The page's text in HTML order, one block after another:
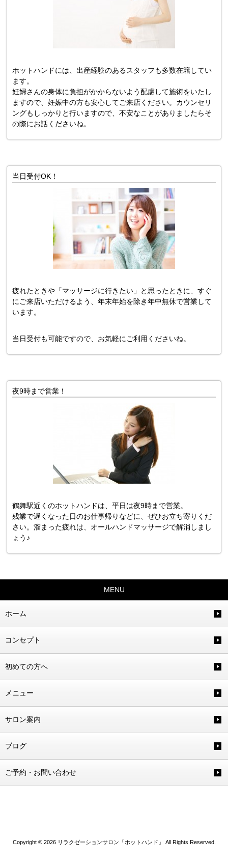
ホットハンドには、出産経験のあるスタッフも多数在籍してい
ます。
妊婦さんの身体に負担がかからないよう配慮して施術をいたし
ますので、妊娠中の方も安心してご来店ください。カウンセリ
ングもしっかりと行いますので、不安なことがありましたらそ
の際にお話くださいね。
当日受付OK！
疲れたときや「マッサージに行きたい」と思ったときに、すぐ
にご来店いただけるよう、年末年始を除き年中無休で営業して
います。
当日受付も可能ですので、お気軽にご利用くださいね。
夜9時まで営業！
鶴舞駅近くのホットハンドは、平日は夜9時まで営業。
残業で遅くなった日のお仕事帰りなどに、ぜひお立ち寄りくだ
さい。溜まった疲れは、オールハンドマッサージで解消しまし
ょう♪
MENU
ホーム
コンセプト
初めての方へ
メニュー
サロン案内
ブログ
ご予約・お問い合わせ
Copyright © 2026 リラクゼーションサロン「ホットハンド」 All Rights Reserved.